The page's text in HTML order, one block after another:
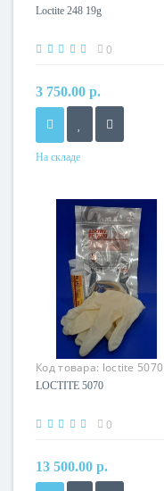
19g
Loctite 248 19g
0
3 750.00 р.
На складе
Код товара: loctite 5070
LOCTITE 5070
0
13 500.00 р.